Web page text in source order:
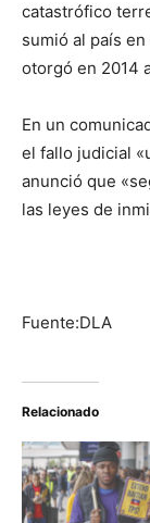
catastrófico
sumió al país
otorgó en 2014
En un
el fallo judicial
anunció que
las leyes de
Fuente:DLA
Relacionado